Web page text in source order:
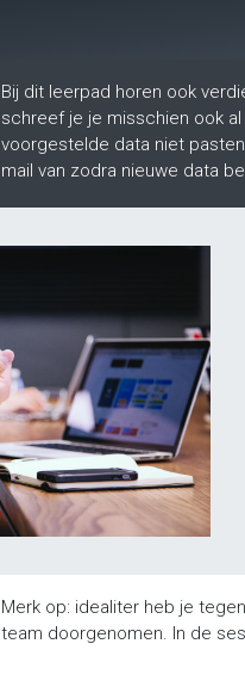
Bij dit leerpad horen ook
schreef je je misschien ook
voorgestelde data niet
mail van zodra nieuwe data
Merk op: idealiter heb je
team doorgenomen. In de